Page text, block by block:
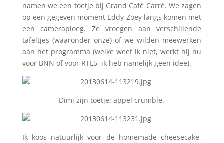
namen we een toetje bij Grand Café Carré. We zagen
op een gegeven moment Eddy Zoey langs komen met
een cameraploeg. Ze vroegen aan verschillende
tafeltjes (waaronder onze) of we wilden meewerken
aan het programma (welke weet ik niet, werkt hij nu
voor BNN of voor RTL5, ik heb namelijk geen idee).
Dimi zijn toetje: appel crumble.
Ik koos natuurlijk voor de homemade cheesecake,